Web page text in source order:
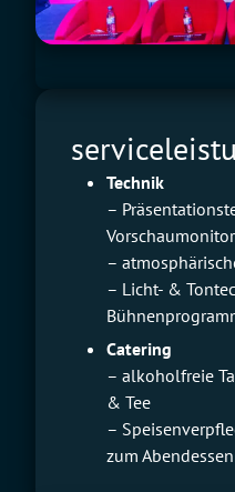
Technik
–
Vorschaumonitor
–
– Licht- &
Catering
– alkoholfreie
& Tee
–
zum Abendessen